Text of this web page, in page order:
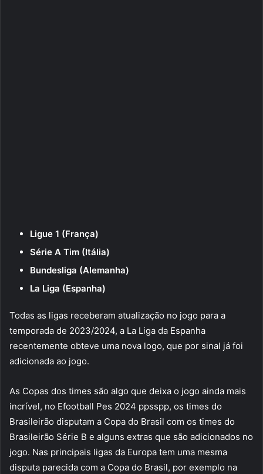
Ligue 1 (França)
Série A Tim (Itália)
Bundesliga (Alemanha)
La Liga (Espanha)
Todas as ligas receberam atualização no jogo para a
temporada de 2023/2024, a La Liga da Espanha
recentemente obteve uma nova logo, que por sinal já foi
adicionada ao jogo.
As Copas dos times são algo que deixa o jogo ainda mais
incrível, no Efootball Pes 2024 ppsspp, os times do
Brasileirão disputam a Copa do Brasil com os times do
Brasileirão Série B e alguns extras que são adicionados no
jogo. Nas principais ligas da Europa tem uma mesma
disputa parecida com a Copa do Brasil, por exemplo na